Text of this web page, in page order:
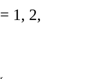
= 1, 2,